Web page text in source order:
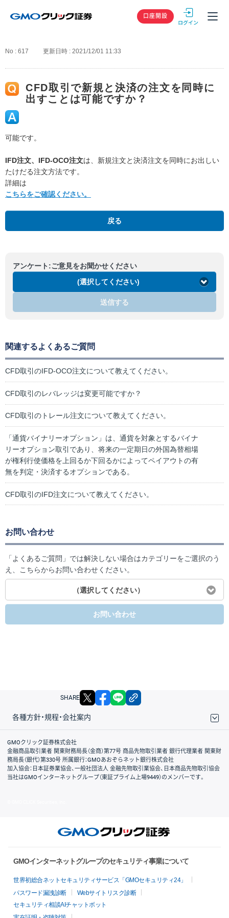
GMOクリック
口座開設
No : 617 更新日時 : 2021/12/01 11:33
CFD取引で新規と決済の注文を同時に
出すことは可能ですか？
可能です。
IFD注文、IFD-OCO注文は、新規注文と決済注文を同時にお出しい
たけだる注文方法です。
詳細は
こちらをご確認ください。
戻る
アンケート:ご意見をお聞かせください
(選択してください)
送信する
関連するよくあるご質問
CFD取引のIFD-OCO注文について教えてください。
CFD取引のレバレッジは変更可能ですか？
CFD取引のトレール注文について教えてください。
「通貨バイナリーオプション」は、通貨を対象とするバイナ
リーオプション取引であり、将来の一定期日の外国為替相場
が権利行使価格を上回るか下回るかによってペイアウトの有
無を判定・決済するオプションである。
CFD取引のIFD注文について教えてください。
お問い合わせ
「よくあるご質問」では解決しない場合はカテゴリーをご選択のう
え、こちらからお問い合わせください。
（選択してください）
お問い合わせ
SHARE X facebook
各種方針・規程・会社案内
取引規程・約款
サイトマップ
その他のご案内
個人情報保護方針
最良執行方針
サイトのご利用について
ディスクレイマー
信託保全
リスク説明
会社案内
GMOクリック証券株式会社
金融商品取引業者 関東財務局長（金商）第77号 商品先物取引業者 銀行代理業者 関東財
務局長（銀代）第330号 所属銀行：GMOあおぞらネット銀行株式会社
加入協会：日本証券業協会、一般社団法人 金融先物取引業協会、日本商品先物取引協会
当社はGMOインターネットグループ（東証プライム上場9449）のメンバーです。
GMOインターネットグループのセキュリティ事業について
世界初総合ネットセキュリティサービス「GMOセキュリティ24」
パスワード漏洩診断
Webサイトリスク診断
セキュリティ相談AIチャットボット